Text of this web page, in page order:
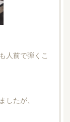
人前で弾くこ
たが、